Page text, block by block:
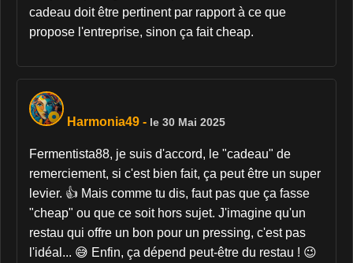
cadeau doit être pertinent par rapport à ce que
propose l'entreprise, sinon ça fait cheap.
Harmonia49 - le 30 Mai 2025
Fermentista88, je suis d'accord, le "cadeau" de
remerciement, si c'est bien fait, ça peut être un super
levier. 👍 Mais comme tu dis, faut pas que ça fasse
"cheap" ou que ce soit hors sujet. J'imagine qu'un
restau qui offre un bon pour un pressing, c'est pas
l'idéal... 😅 Enfin, ça dépend peut-être du restau ! 😉